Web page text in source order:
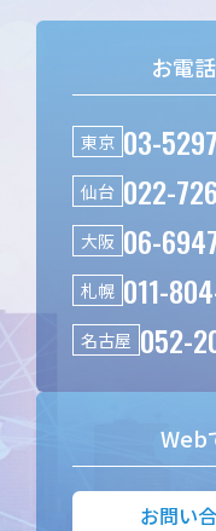
お電
東京 03-
仙台 022-
大阪 06-
札幌 011-
名古屋 052-
Web
お問い